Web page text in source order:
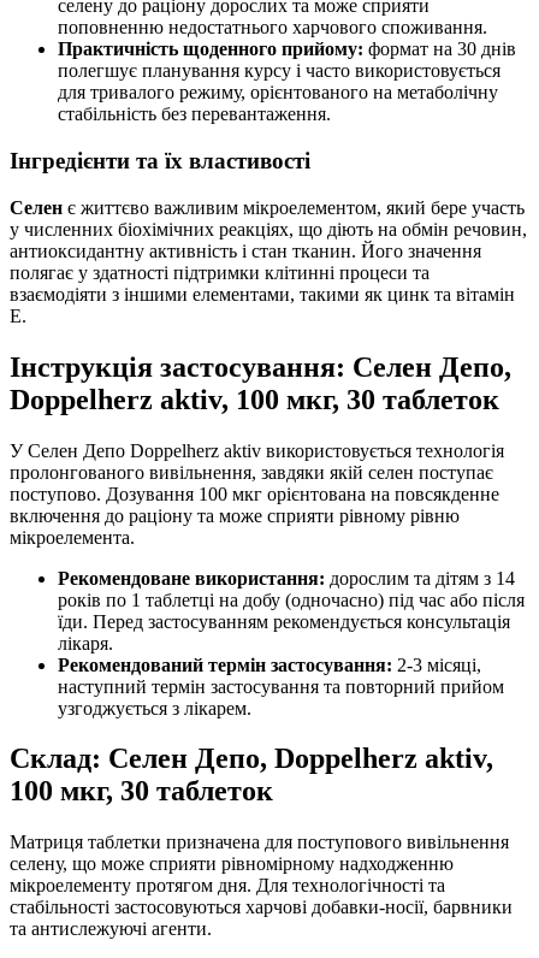
селену до раціону дорослих та може сприяти
поповненню недостатнього харчового споживання.
Практичність щоденного прийому: формат на 30 днів
полегшує планування курсу і часто використовується
для тривалого режиму, орієнтованого на метаболічну
стабільність без перевантаження.
Інгредієнти та їх властивості
Селен є життєво важливим мікроелементом, який бере участь
у численних біохімічних реакціях, що діють на обмін речовин,
антиоксидантну активність і стан тканин. Його значення
полягає у здатності підтримки клітинні процеси та
взаємодіяти з іншими елементами, такими як цинк та вітамін
E.
Інструкція застосування: Селен Депо,
Doppelherz aktiv, 100 мкг, 30 таблеток
У Селен Депо Doppelherz aktiv використовується технологія
пролонгованого вивільнення, завдяки якій селен поступає
поступово. Дозування 100 мкг орієнтована на повсякденне
включення до раціону та може сприяти рівному рівню
мікроелемента.
Рекомендоване використання: дорослим та дітям з 14
років по 1 таблетці на добу (одночасно) під час або після
їди. Перед застосуванням рекомендується консультація
лікаря.
Рекомендований термін застосування: 2-3 місяці,
наступний термін застосування та повторний прийом
узгоджується з лікарем.
Склад: Селен Депо, Doppelherz aktiv,
100 мкг, 30 таблеток
Матриця таблетки призначена для поступового вивільнення
селену, що може сприяти рівномірному надходженню
мікроелементу протягом дня. Для технологічності та
стабільності застосовуються харчові добавки-носії, барвники
та антислежуючі агенти.